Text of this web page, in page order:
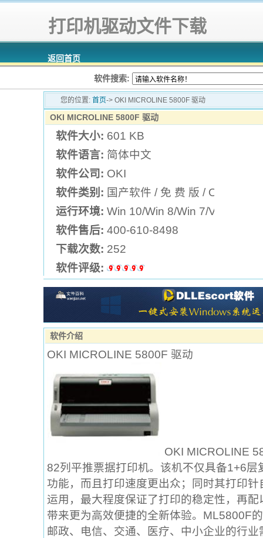
打印机驱动文件下载
返回首页
软件搜索:
您的位置: 首页-> OKI MICROLINE 5800F 驱动
OKI MICROLINE 5800F 驱动
软件大小: 601 KB
软件语言: 简体中文
软件公司: OKI
软件类别: 国产软件 / 免 费 版 / OKI打印
运行环境: Win 10/Win 8/Win 7/Vista/XP
软件售后: 400-610-8498
下载次数: 252
软件评级:
软件介绍
OKI MICROLINE 5800F 驱动
OKI MICROLINE
82列平推票据打印机。该机不仅具备1+6
功能，而且打印速度更出众；同时其打印
运用，最大程度保证了打印的稳定性，再
带来更为高效便捷的全新体验。ML5800F
邮政、电信、交通、医疗、中小企业的行